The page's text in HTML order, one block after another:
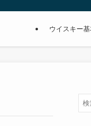
ウイスキー